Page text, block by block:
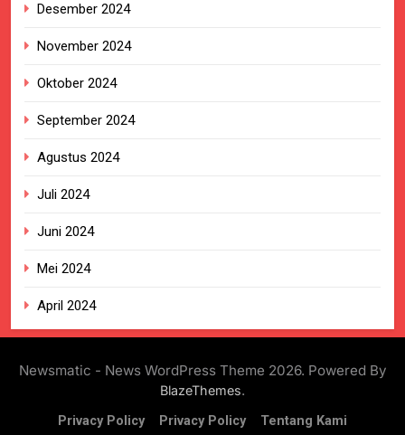
Desember 2024
November 2024
Oktober 2024
September 2024
Agustus 2024
Juli 2024
Juni 2024
Mei 2024
April 2024
Newsmatic - News WordPress Theme 2026. Powered By
BlazeThemes.
Privacy Policy Privacy Policy Tentang Kami